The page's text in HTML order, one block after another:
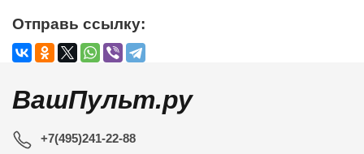
Отправь ссылку:
ВашПульт.ру
+7(495)241-22-88